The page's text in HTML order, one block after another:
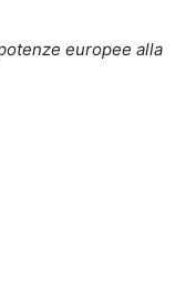
europee alla